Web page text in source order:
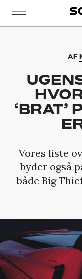
AF
‘BRAT’
Vores liste
byder også
både Big